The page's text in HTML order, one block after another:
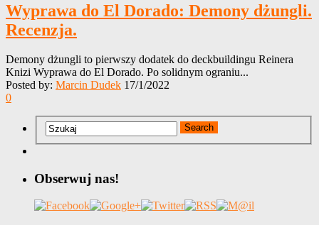
Wyprawa do El Dorado: Demony dżungli.
Recenzja.
Demony dżungli to pierwszy dodatek do deckbuildingu Reinera
Knizi Wyprawa do El Dorado. Po solidnym ograniu...
Posted by: Marcin Dudek 17/1/2022
0
Obserwuj nas!